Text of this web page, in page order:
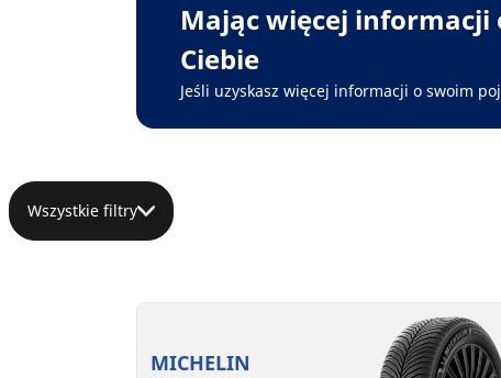
Mając więcej informacji
Ciebie
Jeśli uzyskasz więcej informacji o swoim
Wszystkie filtry
MICHELIN